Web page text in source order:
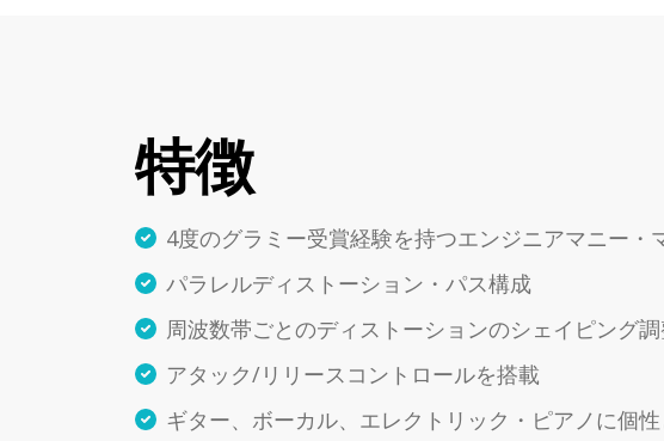
特徴
4度のグラミー受賞経験を持つエンジニアマニー・
パラレルディストーション・パス構成
周波数帯ごとのディストーションのシェイピング
アタック/リリースコントロールを搭載
ギター、ボーカル、エレクトリック・ピアノに個